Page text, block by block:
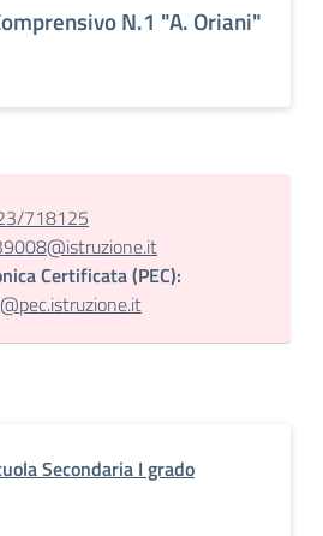
N.1 "A. Oriani"
718125
Certificata (PEC):
Secondaria I grado